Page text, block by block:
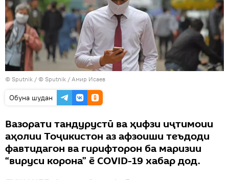
© Sputnik / © Sputnik / Амир Исаев
Обуна шудан
Вазорати тандурустӣ ва ҳифзи иҷтимоии
аҳолии Тоҷикистон аз афзоиши теъдоди
фавтидагон ва гирифторон ба маризии
“вируси корона” ё COVID-19 хабар дод.